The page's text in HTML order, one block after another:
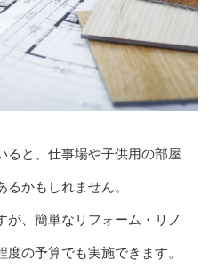
ると、仕事場や子供用の部屋
かもしれません。
が、簡単なリフォーム・リノ
の予算でも実施できます。